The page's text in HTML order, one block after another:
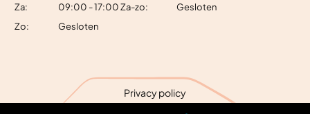
Za:
09:00 - 17:00
Zo:
Gesloten
Za-zo:
Gesloten
Privacy policy